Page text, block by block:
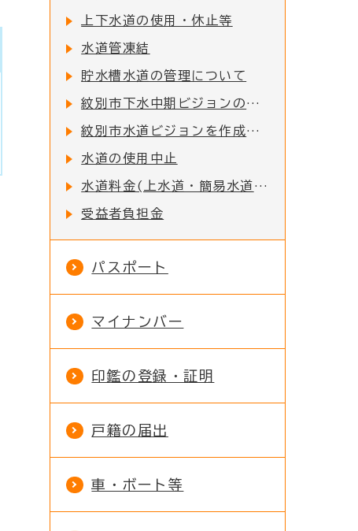
上下水道の使用・休止等
水道管凍結
貯水槽水道の管理について
紋別市下水中期ビジョンの策定
紋別市水道ビジョンを作成しました
水道の使用中止
水道料金(上水道・簡易水道・営農飲雑用水道)・下水道使用料の消費税率改定に関する経過措置のお知らせ
受益者負担金
パスポート
マイナンバー
印鑑の登録・証明
戸籍の届出
車・ボート等